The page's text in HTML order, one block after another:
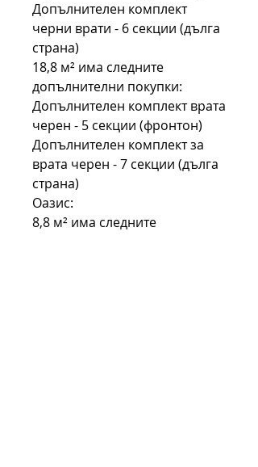
Допълнителен комплект
черни врати - 6 секции (дълга
страна)
18,8 м² има следните
допълнителни покупки:
Допълнителен комплект врата
черен - 5 секции (фронтон)
Допълнителен комплект за
врата черен - 7 секции (дълга
страна)
Оазис:
8,8 м² има следните